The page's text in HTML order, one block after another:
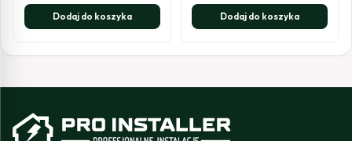
Dodaj do koszyka Dodaj do koszyka